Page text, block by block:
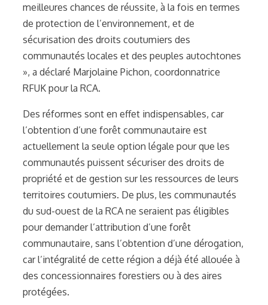
meilleures chances de réussite, à la fois en termes
de protection de l’environnement, et de
sécurisation des droits coutumiers des
communautés locales et des peuples autochtones
», a déclaré Marjolaine Pichon, coordonnatrice
RFUK pour la RCA.
Des réformes sont en effet indispensables, car
l’obtention d’une forêt communautaire est
actuellement la seule option légale pour que les
communautés puissent sécuriser des droits de
propriété et de gestion sur les ressources de leurs
territoires coutumiers. De plus, les communautés
du sud-ouest de la RCA ne seraient pas éligibles
pour demander l’attribution d’une forêt
communautaire, sans l’obtention d’une dérogation,
car l’intégralité de cette région a déjà été allouée à
des concessionnaires forestiers ou à des aires
protégées.